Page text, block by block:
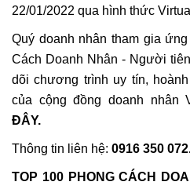
22/01/2022 qua hình thức
Quý doanh nhân tham gia
Cách Doanh Nhân - Người
dõi chương trình uy tín,
của cộng đồng doanh nhân
ĐÂY.
Thông tin liên hệ: 0916 350
TOP 100 PHONG CÁCH